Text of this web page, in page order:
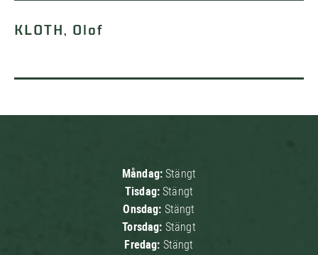
KLOTH, Olof
Måndag:Stängt
Tisdag:Stängt
Onsdag: Stängt
Torsdag: Stängt
Fredag: Stängt